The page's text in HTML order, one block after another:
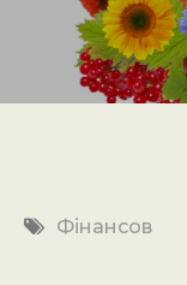
Фінансов